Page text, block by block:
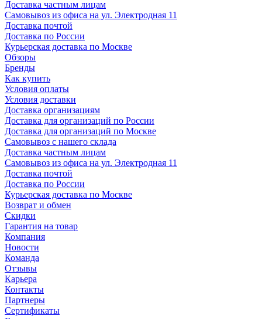
Доставка частным лицам
Самовывоз из офиса на ул. Электродная 11
Доставка почтой
Доставка по России
Курьерская доставка по Москве
Обзоры
Бренды
Как купить
Условия оплаты
Условия доставки
Доставка организациям
Доставка для организаций по России
Доставка для организаций по Москве
Самовывоз с нашего склада
Доставка частным лицам
Самовывоз из офиса на ул. Электродная 11
Доставка почтой
Доставка по России
Курьерская доставка по Москве
Возврат и обмен
Скидки
Гарантия на товар
Компания
Новости
Команда
Отзывы
Карьера
Контакты
Партнеры
Сертификаты